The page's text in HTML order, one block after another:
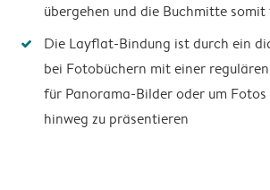
übergehen und die Buchmitte
Die Layflat-Bindung ist durch ein
bei Fotobüchern mit einer
für Panorama-Bilder oder um Fotos
hinweg zu präsentieren